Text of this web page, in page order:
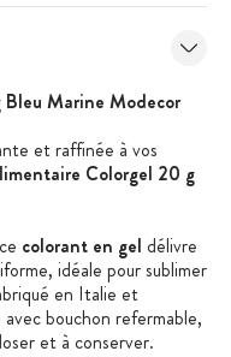
Bleu Marine Modecor
et raffinée à vos
Colorgel 20 g
colorant en gel délivre
idéale pour sublimer
en Italie et
bouchon refermable,
et à conserver.